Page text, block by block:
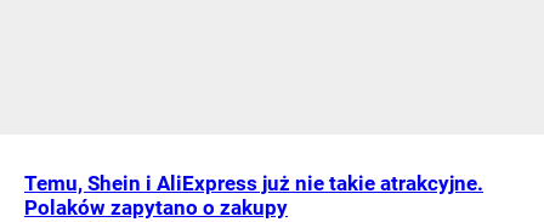
Temu, Shein i AliExpress już nie takie atrakcyjne.
Polaków zapytano o zakupy